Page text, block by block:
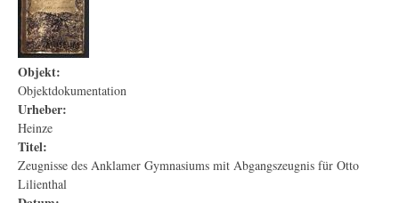
Objekt:
Objektdokumentation
Urheber:
Heinze
Titel:
Zeugnisse des Anklamer Gymnasiums mit Abgangszeugnis für Otto
Lilienthal